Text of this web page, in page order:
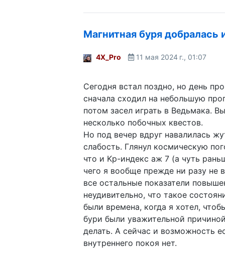
Магнитная буря добралась
4X_Pro 11 мая 2024 г., 01:07
Сегодня встал поздно, но день
сначала сходил на небольшую
потом засел играть в Ведьмака.
несколько побочных квестов.
Но под вечер вдруг навалилась
слабость. Глянул космическую
что и Kp-индекс аж 7 (а чуть
чего я вообще прежде ни разу не
все остальные показатели
неудивительно, что такое
были времена, когда я хотел,
бури были уважительной
делать. А сейчас и возможность
внутреннего покоя нет.